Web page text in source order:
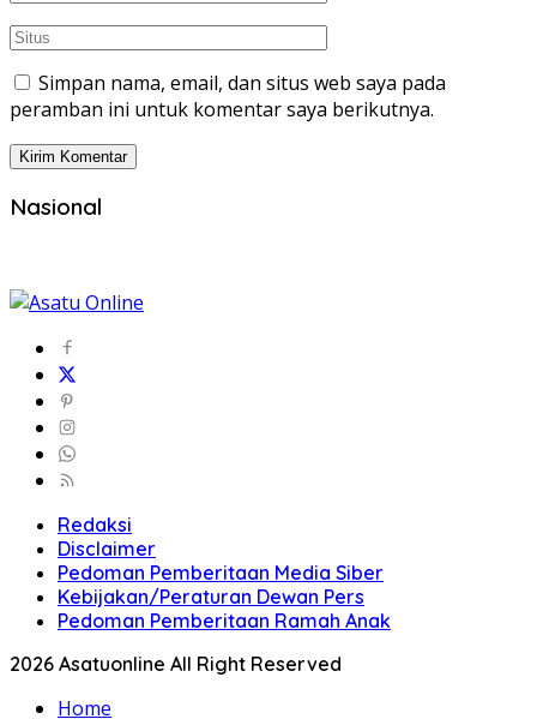
Simpan nama, email, dan situs web saya pada
peramban ini untuk komentar saya berikutnya.
Nasional
Redaksi
Disclaimer
Pedoman Pemberitaan Media Siber
Kebijakan/Peraturan Dewan Pers
Pedoman Pemberitaan Ramah Anak
2026 Asatuonline All Right Reserved
Home